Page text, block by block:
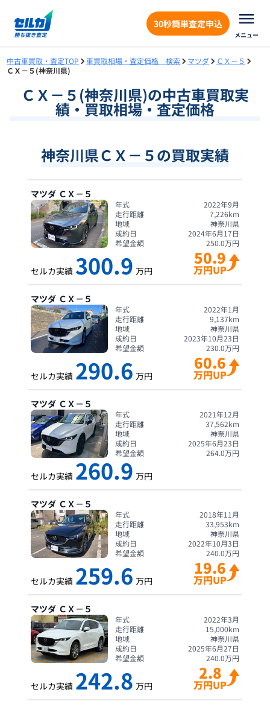
30秒簡単査定申込
メニュー
中古車買取・査定TOP 車買取相場・査定価格 検索 マツダ
ＣＸ－５
ＣＸ－５(神奈川県)
ＣＸ－５ (神奈川県)の中古車買取実
績・買取相場・査定価格
神奈川県ＣＸ－５の買取実績
マツダ ＣＸ－５
年式
2022年9月
走行距離
7,226km
地域
神奈川県
成約日
2024年6月17日
希望金額
250.0万円
セルカ実績 300.9 万円
50.9
万円UP
マツダ ＣＸ－５
年式
2022年1月
走行距離
9,137km
地域
神奈川県
成約日
2023年10月23日
希望金額
230.0万円
セルカ実績 290.6 万円
60.6
万円UP
マツダ ＣＸ－５
年式
2021年12月
走行距離
37,562km
地域
神奈川県
成約日
2025年6月23日
希望金額
264.0万円
セルカ実績 260.9 万円
マツダ ＣＸ－５
年式
2018年11月
走行距離
33,953km
地域
神奈川県
成約日
2022年10月3日
希望金額
240.0万円
セルカ実績 259.6 万円
19.6
万円UP
マツダ ＣＸ－５
年式
2022年3月
走行距離
15,000km
地域
神奈川県
成約日
2025年6月27日
希望金額
240.0万円
セルカ実績 242.8 万円
2.8
万円UP